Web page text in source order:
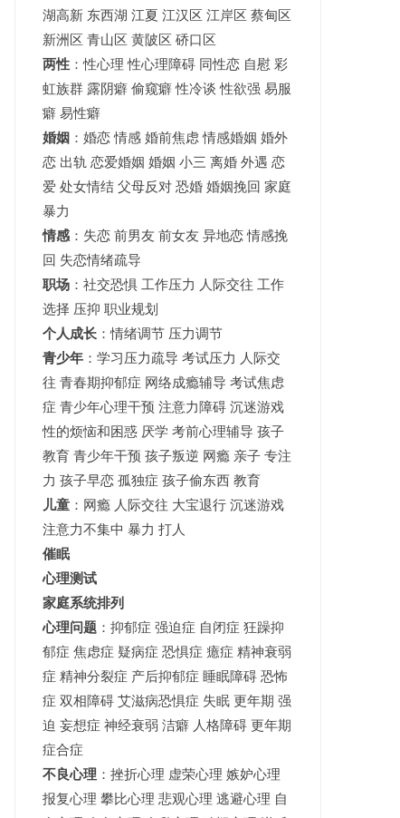
湖高新 东西湖 江夏 江汉区 江岸区 蔡甸区
新洲区 青山区 黄陂区 硚口区
两性：性心理 性心理障碍 同性恋 自慰 彩
虹族群 露阴癖 偷窥癖 性冷谈 性欲强 易服
癖 易性癖
婚姻：婚恋 情感 婚前焦虑 情感婚姻 婚外
恋 出轨 恋爱婚姻 婚姻 小三 离婚 外遇 恋
爱 处女情结 父母反对 恐婚 婚姻挽回 家庭
暴力
情感：失恋 前男友 前女友 异地恋 情感挽
回 失恋情绪疏导
职场：社交恐惧 工作压力 人际交往 工作
选择 压抑 职业规划
个人成长：情绪调节 压力调节
青少年： 学习压力疏导 考试压力 人际交
往 青春期抑郁症 网络成瘾辅导 考试焦虑
症 青少年心理干预 注意力障碍 沉迷游戏
性的烦恼和困惑 厌学 考前心理辅导 孩子
教育 青少年干预 孩子叛逆 网瘾 亲子 专注
力 孩子早恋 孤独症 孩子偷东西 教育
儿童：网瘾 人际交往 大宝退行 沉迷游戏
注意力不集中 暴力 打人
催眠
心理测试
家庭系统排列
心理问题：抑郁症 强迫症 自闭症 狂躁抑
郁症 焦虑症 疑病症 恐惧症 癔症 精神衰弱
症 精神分裂症 产后抑郁症 睡眠障碍 恐怖
症 双相障碍 艾滋病恐惧症 失眠 更年期 强
迫 妄想症 神经衰弱 洁癖 人格障碍 更年期
症合症
不良心理：挫折心理 虚荣心理 嫉妒心理
报复心理 攀比心理 悲观心理 逃避心理 自